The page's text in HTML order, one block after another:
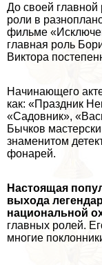
До своей главной
роли в
фильме
главная роль
Виктора
Начинающего
как: «Праздник
«Садовник»,
Бычков
знаменитом
фонарей.
Настоящая
выхода
национальной
главных ролей.
многие